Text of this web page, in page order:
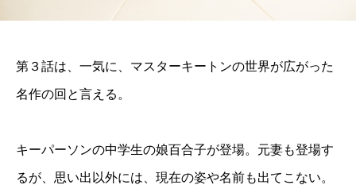
第３話は、一気に、マスターキートンの世界が広がった
名作の回と言える。
キーパーソンの中学生の娘百合子が登場。元妻も登場す
るが、思い出以外には、現在の姿や名前も出てこない。